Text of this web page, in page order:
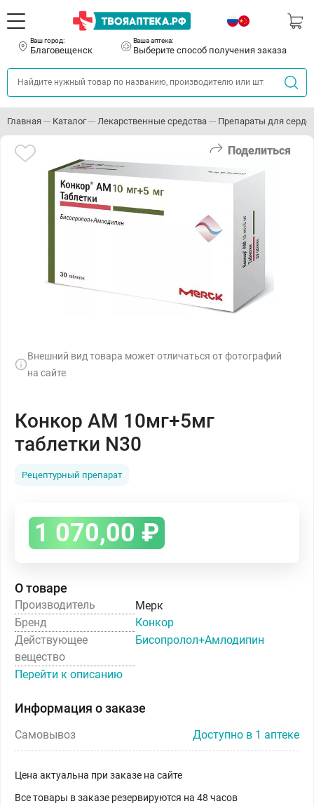
Ваш город:
Благовещенск
Ваша аптека:
Выберите способ получения заказа
Главная Каталог Лекарственные средства Препараты для
Поделиться
Внешний вид товара может отличаться от фотографий
на сайте
Конкор АМ 10мг+5мг
таблетки N30
Рецептурный препарат
1 070,00 ₽
О товаре
Производитель
Мерк
Бренд
Конкор
Действующее
вещество
Бисопролол+Амлодипин
Перейти к описанию
Информация о заказе
Самовывоз Доступно в 1 аптеке
Цена актуальна при заказе на сайте
Все товары в заказе резервируются на 48 часов